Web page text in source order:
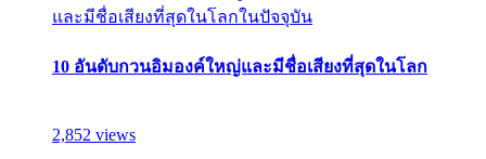
และมีชื่อเสียงที่สุดในโลกในปัจจุบัน
10 อันดับกวนอิมองค์ใหญ่และมีชื่อเสียงที่สุดในโลก
2,852 views